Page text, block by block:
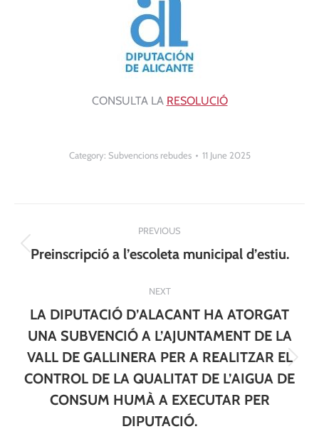
CONSULTA LA RESOLUCIÓ
Category: Subvencions rebudes 11 June 2025
navigation
PREVIOUS
Previous
Preinscripció a l’escoleta municipal d’estiu.
NEXT
Next
post:
LA DIPUTACIÓ D’ALACANT HA ATORGAT
UNA SUBVENCIÓ A L’AJUNTAMENT DE LA
VALL DE GALLINERA PER A REALITZAR EL
CONTROL DE LA QUALITAT DE L’AIGUA DE
CONSUM HUMÀ A EXECUTAR PER
DIPUTACIÓ.